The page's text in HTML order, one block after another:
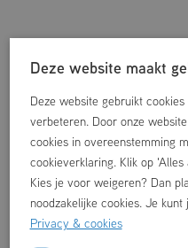
Deze website maakt
Deze website gebruikt
verbeteren. Door onze
cookies in overeenstemming
cookieverklaring. Klik op
Kies je voor weigeren? Dan
noodzakelijke cookies. Je
Privacy & cookies